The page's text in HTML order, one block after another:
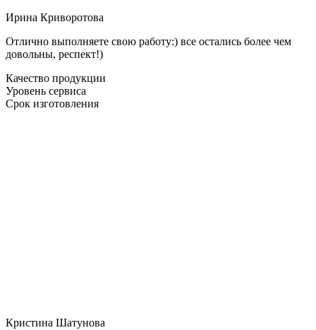
Ирина Криворотова
Отлично выполняете свою работу:) все остались более чем
довольны, респект!)
Качество продукции
Уровень сервиса
Срок изготовления
Кристина Шатунова